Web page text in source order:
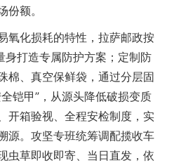
额。
化损耗的特性，拉萨邮政按
身打造专属防护方案；定制防
棉、真空保鲜袋，通过分层固
铠甲”，从源头降低破损变质
开箱验视、全程安检制度，实
源。攻坚专班统筹调配揽收车
虫草即收即寄、当日直发，依